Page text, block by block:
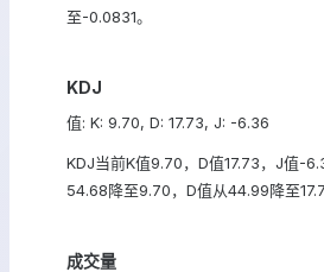
至-0.0831。
KDJ
值: K: 9.70, D: 17.73, J: -6.36
KDJ当前K值9.70，D值17.73，J值-
54.68降至9.70，D值从44.99降至
成交量